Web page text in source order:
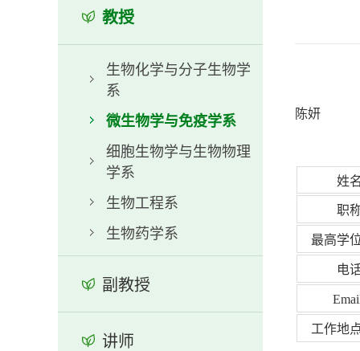
教授
生物化学与分子生物学
系
微生物学与免疫学系
细胞生物学与生物物理
学系
生物工程系
生物药学系
副教授
讲师
陈妍
姓
职
最高学
电
工作地